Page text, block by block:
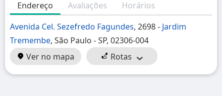
Endereço
Avaliações
Horários
Avenida Cel. Sezefredo Fagundes, 2698 - Jardim
Tremembe, São Paulo - SP, 02306-004
Ver no mapa
Rotas